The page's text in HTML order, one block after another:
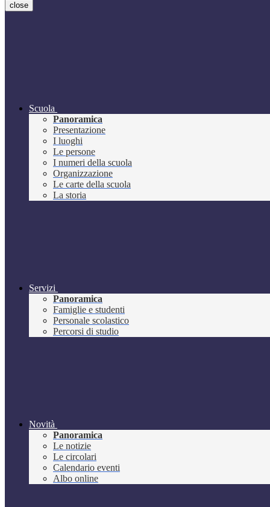
close
Scuola
Panoramica
Presentazione
I luoghi
Le persone
I numeri della scuola
Organizzazione
Le carte della scuola
La storia
Servizi
Panoramica
Famiglie e studenti
Personale scolastico
Percorsi di studio
Novità
Panoramica
Le notizie
Le circolari
Calendario eventi
Albo online